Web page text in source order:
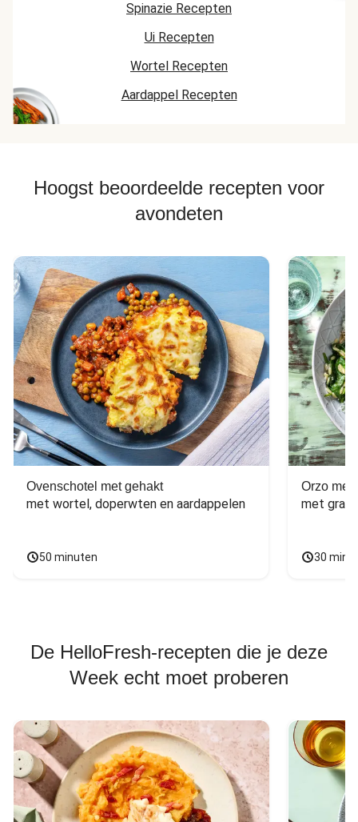
Spinazie Recepten
Ui Recepten
Wortel Recepten
Aardappel Recepten
Hoogst beoordeelde recepten voor
avondeten
Ovenschotel met gehakt
met wortel, doperwten en aardappelen
50 minuten
Orzo met
met
30
De HelloFresh-recepten die je deze
Week echt moet proberen